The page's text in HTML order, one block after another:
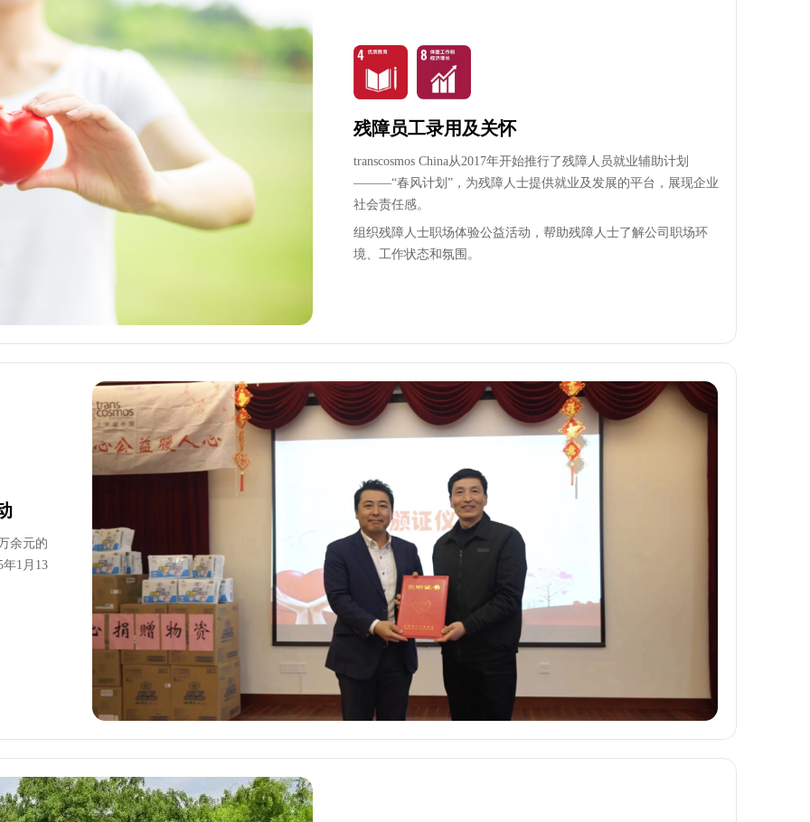
残障员工录用及关怀
transcosmos China从2017年开始推行了残障人员就业辅助计划
———“春风计划”，为残障人士提供就业及发展的平台，展现企业
社会责任感。
组织残障人士职场体验公益活动，帮助残障人士了解公司职场环
境、工作状态和氛围。
余元的
1月13